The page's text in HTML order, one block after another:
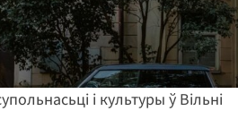
і культуры ў Вільні